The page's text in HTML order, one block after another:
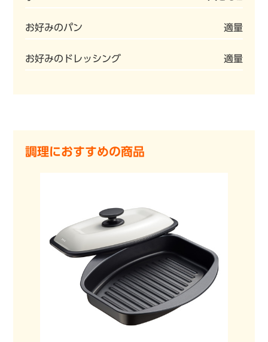
お好みのパン 適量
お好みのドレッシング 適量
調理におすすめの商品